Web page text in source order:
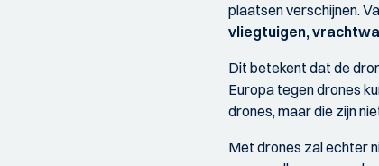
plaatsen verschijnen.
vliegtuigen,
Dit betekent dat de
Europa tegen drones
drones, maar die zijn
Met drones zal echter